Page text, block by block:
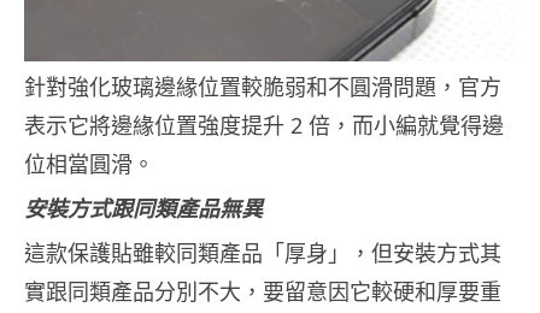
針對強化玻璃邊緣位置較脆弱和不圓滑問題，官方
表示它將邊緣位置強度提升 2 倍，而小編就覺得邊
位相當圓滑。
安裝方式跟同類產品無異
這款保護貼雖較同類產品「厚身」，但安裝方式其
實跟同類產品分別不大，要留意因它較硬和厚要重